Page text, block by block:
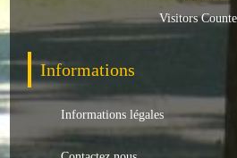
Hotels/Restaurants
Garages
Visitors
Informations
Informations légales